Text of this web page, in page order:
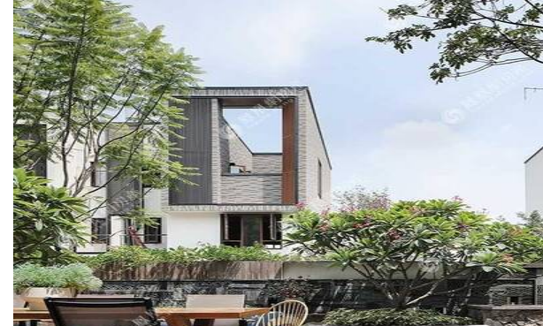
广州价格指数第1
广州物业指数第1
广州楼盘口碑指数第3
品牌认知指数第3